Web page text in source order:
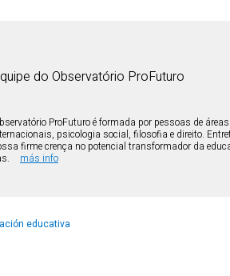
do Observatório ProFuturo
ProFuturo é formada por pessoas de
psicologia social, filosofia e direito.
firme crença no potencial transformador da
más info
educativa